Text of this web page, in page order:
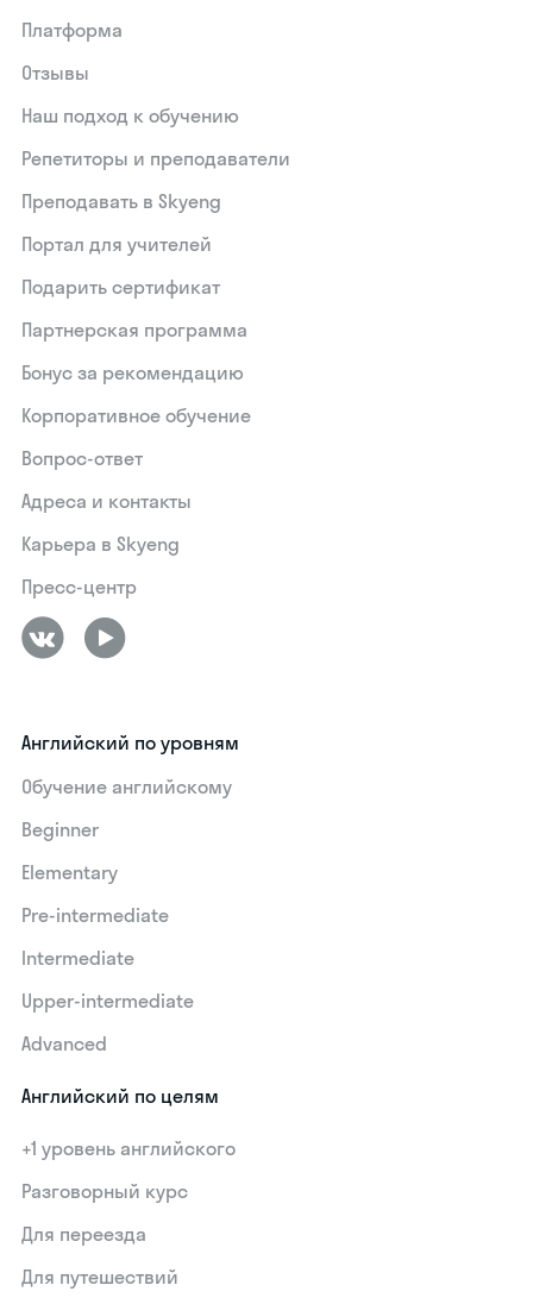
Платформа
Отзывы
Наш подход к обучению
Репетиторы и преподаватели
Преподавать в Skyeng
Портал для учителей
Подарить сертификат
Партнерская программа
Бонус за рекомендацию
Корпоративное обучение
Вопрос-ответ
Адреса и контакты
Карьера в Skyeng
Пресс-центр
Английский по уровням
Обучение английскому
Beginner
Elementary
Pre-intermediate
Intermediate
Upper-intermediate
Advanced
Английский по целям
+1 уровень английского
Разговорный курс
Для переезда
Для путешествий